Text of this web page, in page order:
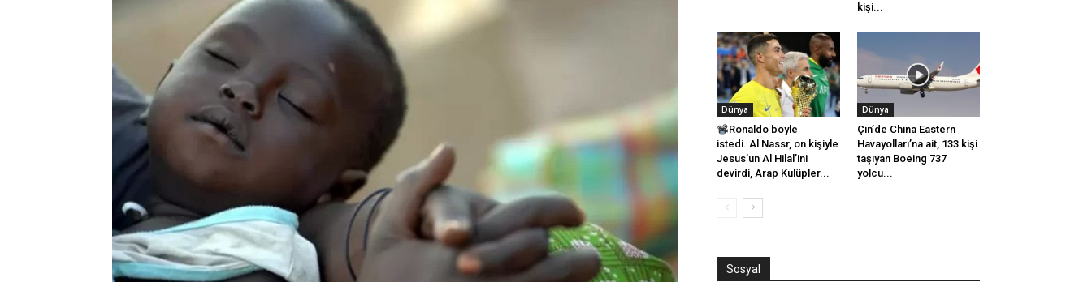
kişi...
Dünya
Ronaldo böyle
istedi. Al Nassr, on kişiyle
Jesus’un Al Hilal’ini
devirdi, Arap Kulüpler...
Dünya
Çin’de China Eastern
Havayolları’na ait, 133 kişi
taşıyan Boeing 737
yolcu...
Sosyal